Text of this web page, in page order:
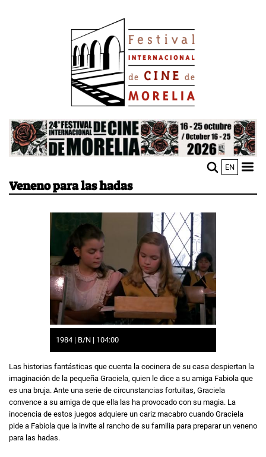
Image
EN
menu
Veneno para las hadas
1984 | B/N | 104:00
Las historias fantásticas que cuenta la cocinera de su casa despiertan la
imaginación de la pequeña Graciela, quien le dice a su amiga Fabiola que
es una bruja. Ante una serie de circunstancias fortuitas, Graciela
convence a su amiga de que ella las ha provocado con su magia. La
inocencia de estos juegos adquiere un cariz macabro cuando Graciela
pide a Fabiola que la invite al rancho de su familia para preparar un veneno
para las hadas.